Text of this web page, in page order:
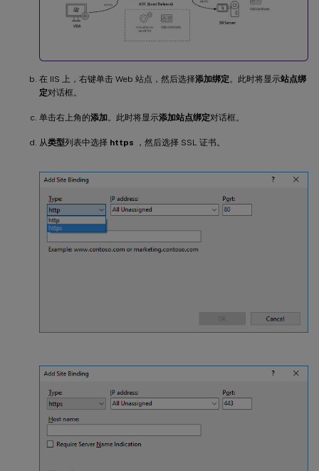
在 IIS 上，右键单击 Web 站点，然后选择添加绑定。此时将显示站点绑
定对话框。
单击右上角的添加。此时将显示添加站点绑定对话框。
从类型列表中选择 https ，然后选择 SSL 证书。